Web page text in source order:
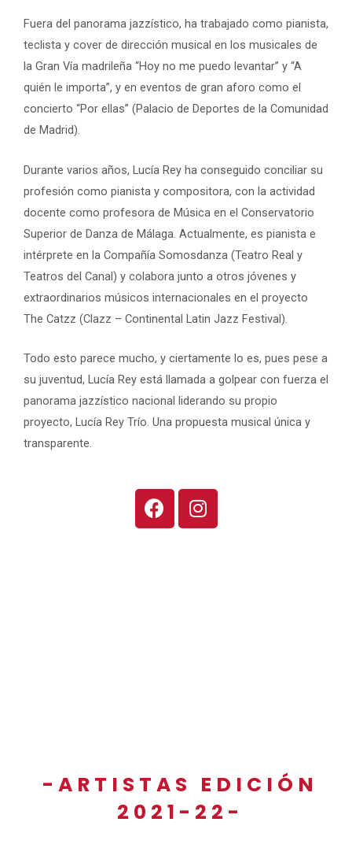
Fuera del panorama jazzístico, ha trabajado como pianista,
teclista y cover de dirección musical en los musicales de
la Gran Vía madrileña “Hoy no me puedo levantar” y “A
quién le importa”, y en eventos de gran aforo como el
concierto “Por ellas” (Palacio de Deportes de la Comunidad
de Madrid).
Durante varios años, Lucía Rey ha conseguido conciliar su
profesión como pianista y compositora, con la actividad
docente como profesora de Música en el Conservatorio
Superior de Danza de Málaga. Actualmente, es pianista e
intérprete en la Compañía Somosdanza (Teatro Real y
Teatros del Canal) y colabora junto a otros jóvenes y
extraordinarios músicos internacionales en el proyecto
The Catzz (Clazz – Continental Latin Jazz Festival).
Todo esto parece mucho, y ciertamente lo es, pues pese a
su juventud, Lucía Rey está llamada a golpear con fuerza el
panorama jazzístico nacional liderando su propio
proyecto, Lucía Rey Trío. Una propuesta musical única y
transparente.
-ARTISTAS EDICIÓN
2021-22-